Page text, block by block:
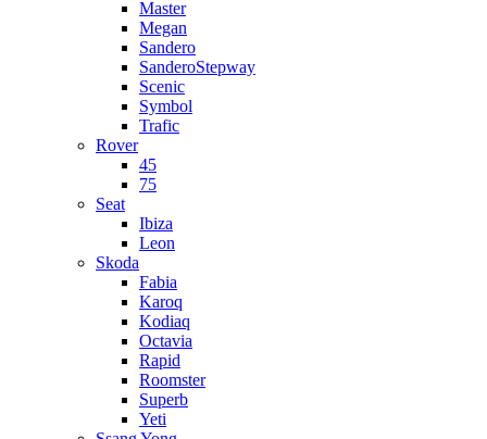
Master
Megan
Sandero
SanderoStepway
Scenic
Symbol
Trafic
Rover
45
75
Seat
Ibiza
Leon
Skoda
Fabia
Karoq
Kodiaq
Octavia
Rapid
Roomster
Superb
Yeti